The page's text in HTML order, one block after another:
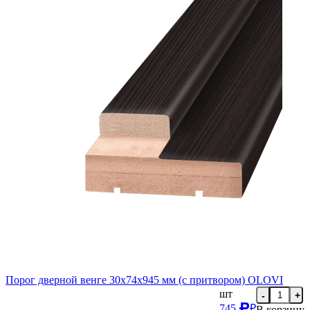
Порог дверной венге 30х74х945 мм (с притвором) OLOVI
шт
- +